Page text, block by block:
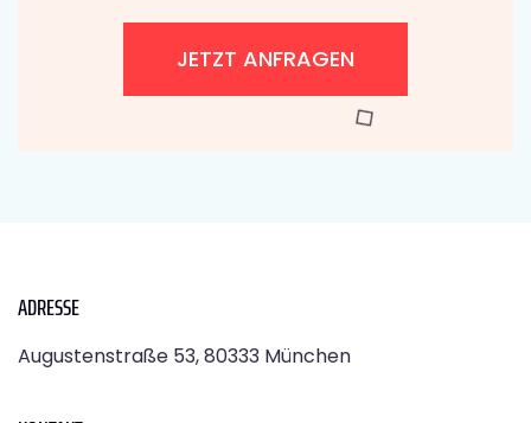
JETZT ANFRAGEN
ADRESSE
Augustenstraße 53, 80333 München